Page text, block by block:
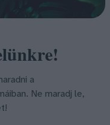
a
Ne maradj le,